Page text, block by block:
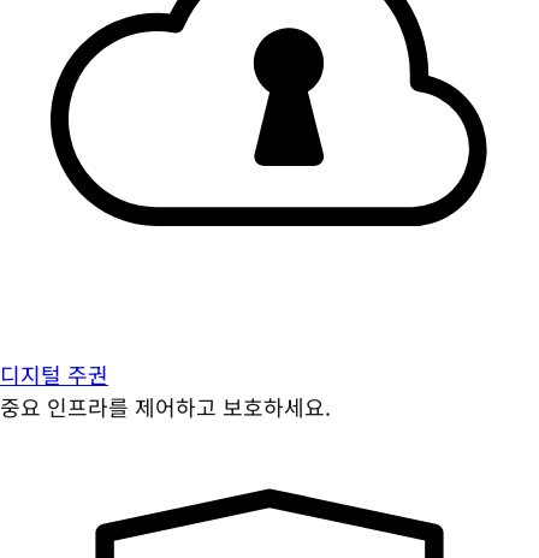
디지털 주권
중요 인프라를 제어하고 보호하세요.